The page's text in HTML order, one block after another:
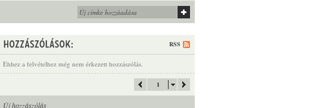
RSS
Ehhez a felvételhez még nem érkezett hozzászólás.
1
Új hozzászólás